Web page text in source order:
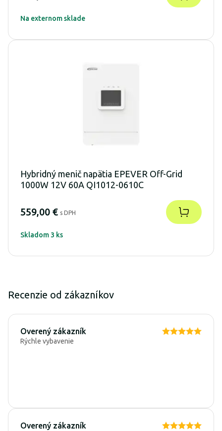
Na externom sklade
Hybridný menič napätia EPEVER Off-Grid
1000W 12V 60A QI1012-0610C
559,00 € s DPH
Skladom 3 ks
Recenzie od zákazníkov
Overený zákazník
Rýchle vybavenie
Overený zákazník